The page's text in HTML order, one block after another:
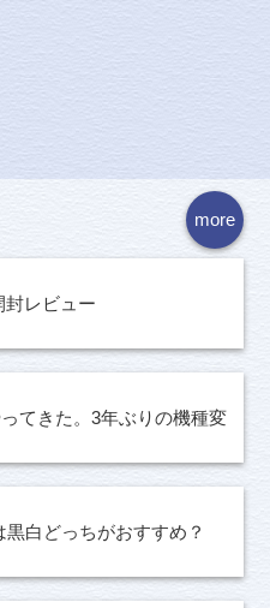
more
封レビュー
てきた。3年ぶりの機種変
黒白どっちがおすすめ？